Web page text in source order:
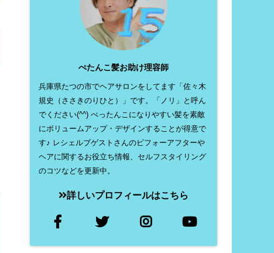
ぺたんこ髪お助け理容師
兵庫県たつの市でヘアサロンをしてます「佐々木
規史（ささきのりひと）」です。「ノリ」と呼ん
でください(^^) ぺったんこになりやすい髪を素敵
にボリュームアップ・デザインすることが得意で
す♪ レシェルブゲストさんのビフォーアフターや
ヘアに関するお役立ち情報、セルフスタイリング
のコツなどを更新中。
詳しいプロフィールはこちら